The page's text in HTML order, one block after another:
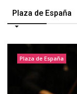
Plaza de España
Plaza de España